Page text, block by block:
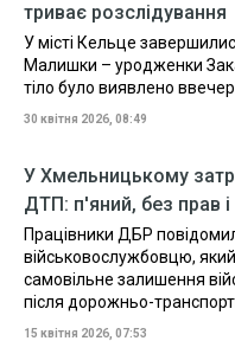
триває розслідування
У місті Кельце
Малишки – уродженки
тіло було виявлено
30 квітня 2026, 08:49
У Хмельницькому
ДТП: п'яний, без прав
Працівники ДБР
військовослужбовцю,
самовільне залишення
після дорожньо-
15 квітня 2026, 07:53